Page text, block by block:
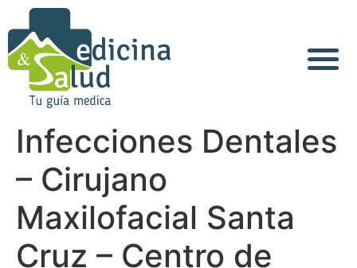
Infecciones Dentales
– Cirujano
Maxilofacial Santa
Cruz – Centro de